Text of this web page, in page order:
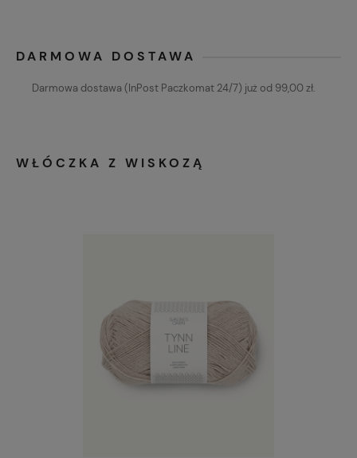
DARMOWA DOSTAWA
Darmowa dostawa (InPost Paczkomat 24/7) już od 99,00 zł.
WŁÓCZKA Z WISKOZĄ